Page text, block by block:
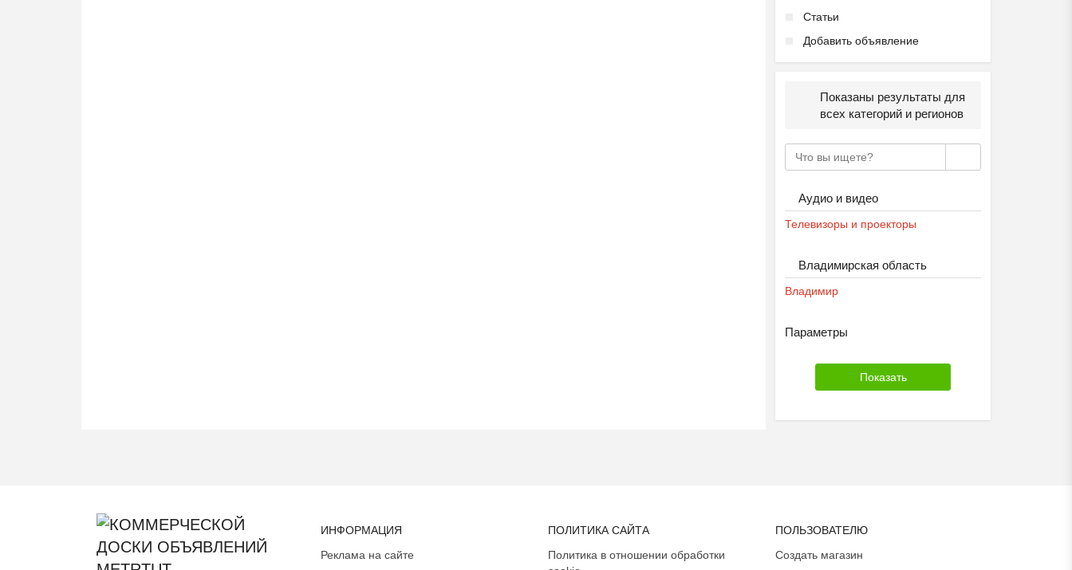
Статьи
Добавить объявление
Показаны результаты для
всех категорий и регионов
Аудио и видео
Телевизоры и проекторы
Владимирская область
Владимир
Параметры
ИНФОРМАЦИЯ
Реклама на сайте
ПОЛИТИКА САЙТА
Политика в отношении обработки
ПОЛЬЗОВАТЕЛЮ
Создать магазин